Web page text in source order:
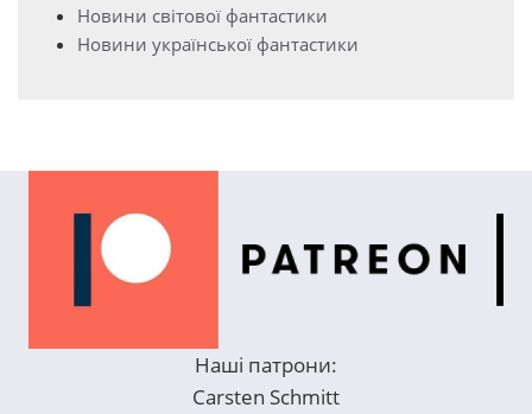
Новини світової фантастики
Новини української фантастики
Наші патрони:
Carsten Schmitt